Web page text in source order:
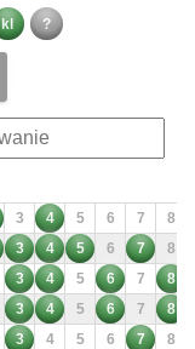
kl ?
3 4 5 6 7
8
3 4 5 6 7
8
3 4 5 6 7
8
3 4 5 6 7
8
3 4 5 6 7
8